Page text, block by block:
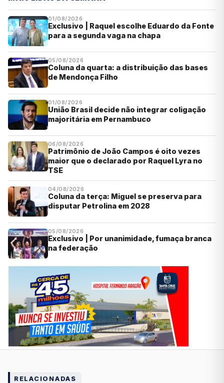
01/08/2026
Exclusivo | Raquel escolhe Eduardo da Fonte
para a segunda vaga na chapa
05/08/2026
Coluna da quarta: a distribuição das bases
de Mendonça Filho
01/08/2026
União Brasil decide não integrar coligação
majoritária em Pernambuco
06/08/2026
Patrimônio de João Campos é oito vezes
maior que o declarado por Raquel Lyra no
TSE
04/08/2026
Coluna da terça: Miguel se preserva para
disputar Petrolina em 2028
05/08/2026
Exclusivo | Por unanimidade, fumaça branca
na federação
RELACIONADAS